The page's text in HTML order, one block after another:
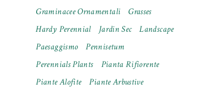
Graminacee Ornamentali
Grasses
Hardy Perennial
Jardin Sec
Landscape
Paesaggismo
Pennisetum
Perennials Plants
Pianta Rifiorente
Piante Alofite
Piante Arbustive